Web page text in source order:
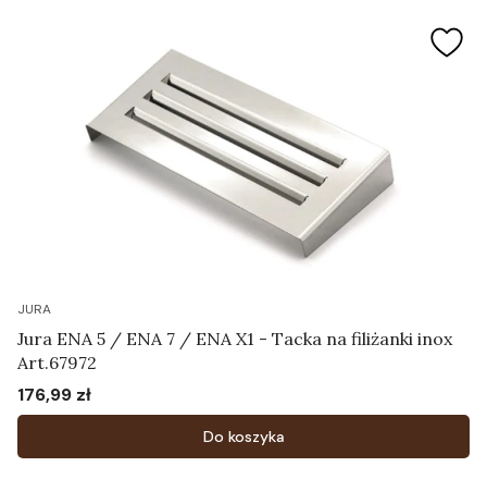
JURA
Jura ENA 5 / ENA 7 / ENA X1 - Tacka na filiżanki inox
Art.67972
Cena
176,99 zł
Do koszyka